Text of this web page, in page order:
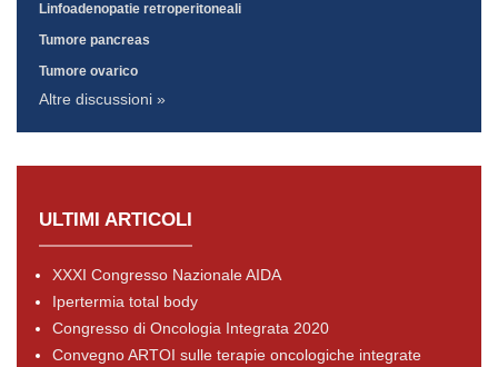
Linfoadenopatie retroperitoneali
Tumore pancreas
Tumore ovarico
Altre discussioni »
ULTIMI ARTICOLI
XXXI Congresso Nazionale AIDA
Ipertermia total body
Congresso di Oncologia Integrata 2020
Convegno ARTOI sulle terapie oncologiche integrate